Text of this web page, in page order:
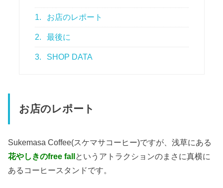
1. お店のレポート
2. 最後に
3. SHOP DATA
お店のレポート
Sukemasa Coffee(スケマサコーヒー)ですが、浅草にある
花やしきのfree fallというアトラクションのまさに真横に
あるコーヒースタンドです。